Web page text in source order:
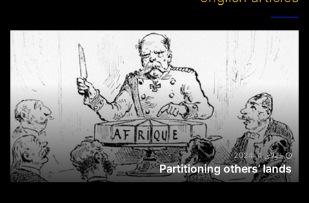
others’
جولای 4, 2024
Partitioning others’ lands